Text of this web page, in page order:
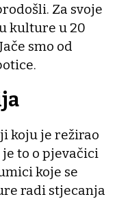
Za svoje
kulture u 20
smo od
koju je režirao
to o pjevačici
koje se
radi stjecanja